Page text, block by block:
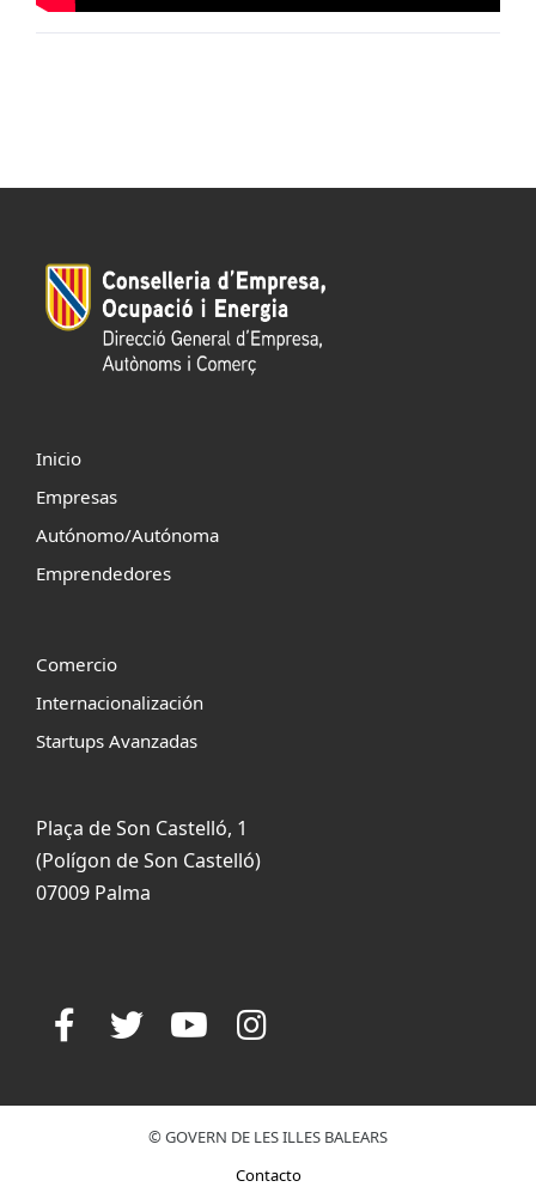
Inicio
Empresas
Autónomo/Autónoma
Emprendedores
Comercio
Internacionalización
Startups Avanzadas
Plaça de Son Castelló, 1
(Polígon de Son Castelló)
07009 Palma
© GOVERN DE LES ILLES BALEARS
Contacto